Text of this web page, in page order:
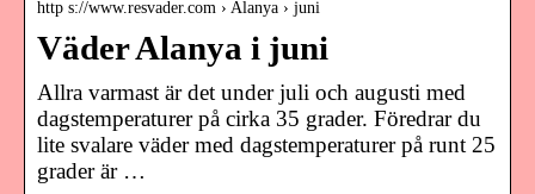
http s://www.resvader.com › Alanya › juni
Väder Alanya i juni
Allra varmast är det under juli och augusti med
dagstemperaturer på cirka 35 grader. Föredrar du
lite svalare väder med dagstemperaturer på runt 25
grader är …